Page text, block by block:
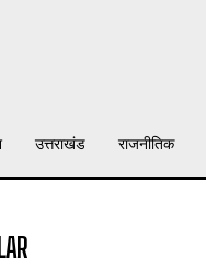
उत्तराखंड राजनीतिक